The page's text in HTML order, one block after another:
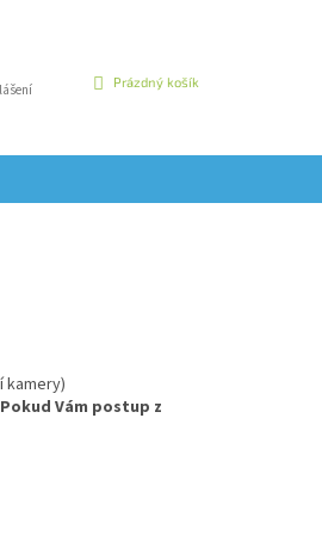
NÁKUPNÍ
Prázdný košík
kamery)
Pokud Vám postup z